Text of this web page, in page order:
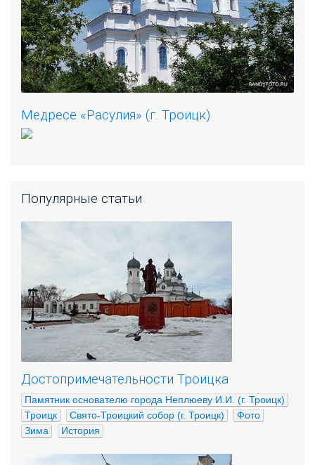
Медресе «Расулия» (г. Троицк)
Популярные статьи
Достопримечательности Троицка
Памятник основателю города Неплюеву И.И. (г. Троицк)
Троицк
Свято-Троицкий собор (г. Троицк)
Фото
Зима
История